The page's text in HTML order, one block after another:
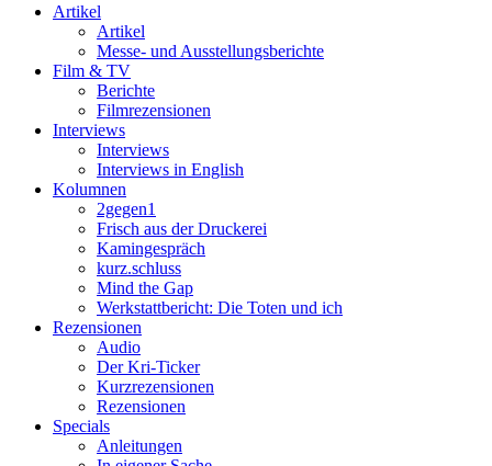
Artikel
Artikel
Messe- und Ausstellungsberichte
Film & TV
Berichte
Filmrezensionen
Interviews
Interviews
Interviews in English
Kolumnen
2gegen1
Frisch aus der Druckerei
Kamingespräch
kurz.schluss
Mind the Gap
Werkstattbericht: Die Toten und ich
Rezensionen
Audio
Der Kri-Ticker
Kurzrezensionen
Rezensionen
Specials
Anleitungen